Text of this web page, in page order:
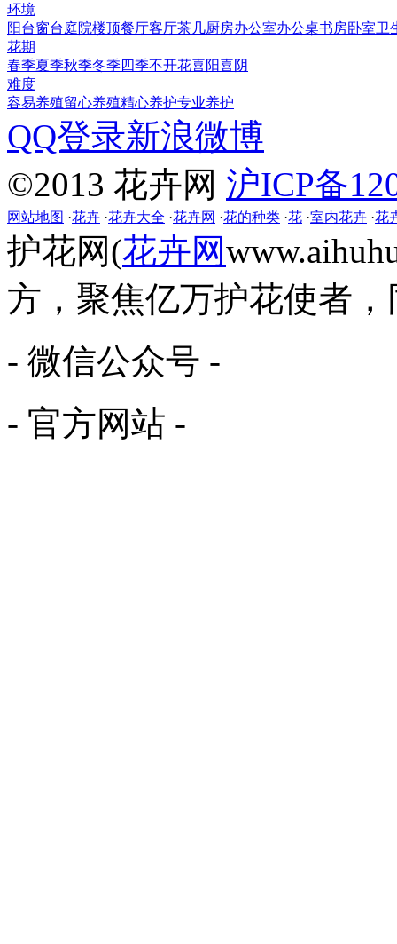
环境
阳台窗台庭院楼顶餐厅客厅茶几厨房办公室办公桌书房卧室卫
花期
春季夏季秋季冬季四季不开花喜阳喜阴
难度
容易养殖留心养殖精心养护专业养护
QQ登录新浪微博
©2013 花卉网 沪ICP备
网站地图 ·花卉 ·花卉大全 ·花卉网 ·花的种类 ·花 ·室内花卉 ·花
护花网(花卉网
方，聚焦亿万护花使者
- 微信公众号 -
- 官方网站 -